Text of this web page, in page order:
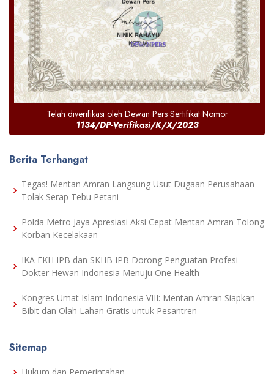
Telah diverifikasi oleh Dewan Pers Sertifikat Nomor
1134/DP-Verifikasi/K/X/2023
Berita Terhangat
Tegas! Mentan Amran Langsung Usut Dugaan Perusahaan
Tolak Serap Tebu Petani
Polda Metro Jaya Apresiasi Aksi Cepat Mentan Amran Tolong
Korban Kecelakaan
IKA FKH IPB dan SKHB IPB Dorong Penguatan Profesi
Dokter Hewan Indonesia Menuju One Health
Kongres Umat Islam Indonesia VIII: Mentan Amran Siapkan
Bibit dan Olah Lahan Gratis untuk Pesantren
Sitemap